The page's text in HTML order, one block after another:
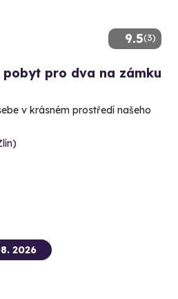
9.5(3)
pobyt pro dva na zámku
v krásném prostředí našeho
2026